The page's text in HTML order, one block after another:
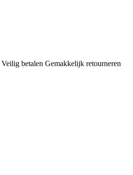
Veilig betalen Gemakkelijk retourneren